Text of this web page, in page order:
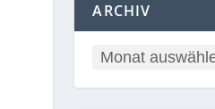
ARCHIV